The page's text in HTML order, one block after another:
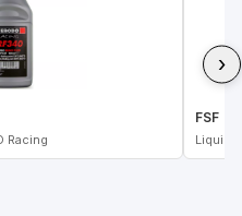
Racing
FSF
Liquido
›